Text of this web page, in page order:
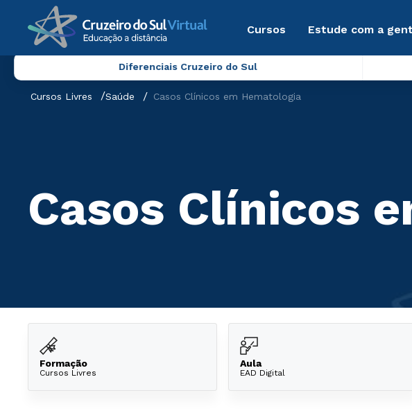
Cursos Estude com a
Diferenciais Cruzeiro do Sul
Cursos Livres Saúde Casos Clínicos em Hematologia
Casos Clínicos
Formação
Cursos Livres
Aula
EAD Digital